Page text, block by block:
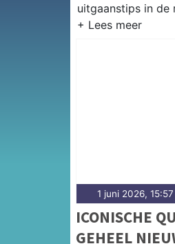
uitgaanstips in de
Van markten en
1 juni 2026,
ICONISCHE
GEHEEL